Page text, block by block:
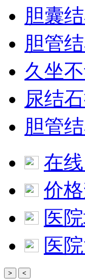
胆囊
胆管
久坐
尿结
胆管
在
价
医
医
> <